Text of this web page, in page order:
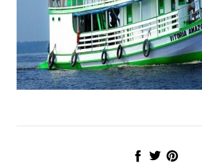
Partager
TweetÉpingler